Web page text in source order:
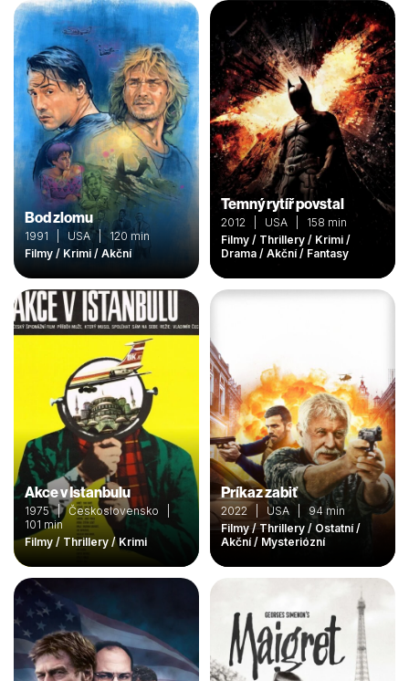
Bod zlomu
1991 | USA | 120 min
Filmy / Krimi / Akční
Temný rytíř povstal
2012 | USA | 158 min
Filmy / Thrillery / Krimi /
Drama / Akční / Fantasy
Akce v Istanbulu
1975 | Československo |
101 min
Filmy / Thrillery / Krimi
Príkaz zabiť
2022 | USA | 94 min
Filmy / Thrillery / Ostatní /
Akční / Mysteriózní